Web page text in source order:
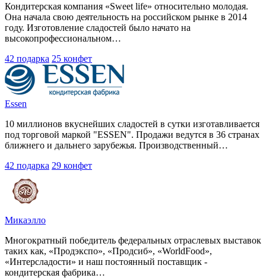
Кондитерская компания «Sweet life» относительно молодая.
Она начала свою деятельность на российском рынке в 2014
году. Изготовление сладостей было начато на
высокопрофессиональном…
42 подарка 25 конфет
Essen
10 миллионов вкуснейших сладостей в сутки изготавливается
под торговой маркой "ESSEN". Продажи ведутся в 36 странах
ближнего и дальнего зарубежья. Производственный…
42 подарка 29 конфет
Микаэлло
Многократный победитель федеральных отраслевых выставок
таких как, «Продэкспо», «Продсиб», «WorldFood»,
«Интерсладости» и наш постоянный поставщик -
кондитерская фабрика…